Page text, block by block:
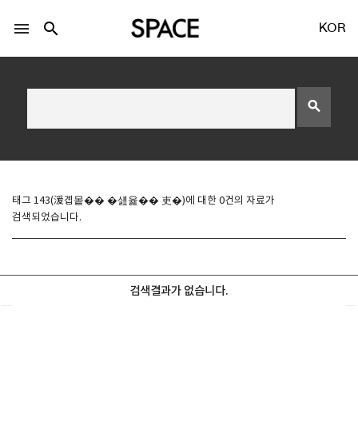
menu search KOR
search
태그 143(湲곕뫁�� �섎윭�� 吏�)에 대한 0건의 자료가
검색되었습니다.
검색결과가 없습니다.